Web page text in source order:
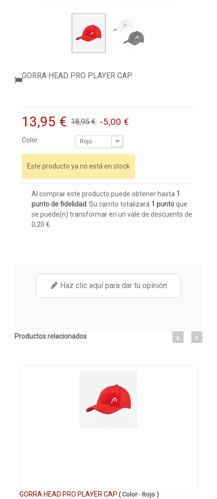
GORRA HEAD PRO PLAYER CAP
13,95 € 18,95 € -5,00 €
Color Rojo
Este producto ya no está en stock
Al comprar este producto puede obtener hasta 1
punto de fidelidad . Su carrito totalizará 1 puntoque
se puede(n) transformar en un vale de descuento de
0,20 €
Haz clic aquí para dar tu opinión
Productos relacionados
GORRA HEAD PRO PLAYER CAP ( Color - Rojo )